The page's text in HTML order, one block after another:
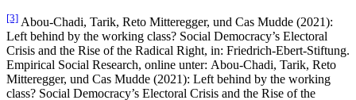
[3] Abou-Chadi, Tarik, Reto Mitteregger, und Cas Mudde (2021):
Left behind by the working class? Social Democracy’s Electoral
Crisis and the Rise of the Radical Right, in: Friedrich-Ebert-Stiftung.
Empirical Social Research, online unter: Abou-Chadi, Tarik, Reto
Mitteregger, und Cas Mudde (2021): Left behind by the working
class? Social Democracy’s Electoral Crisis and the Rise of the